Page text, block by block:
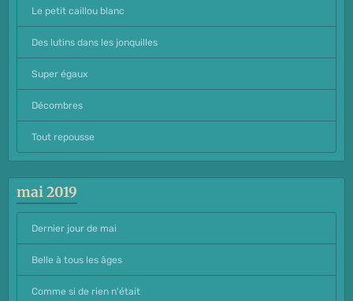
Le petit caillou blanc
Des lutins dans les jonquilles
Super égaux
Décombres
Tout repousse
mai 2019
Dernier jour de mai
Belle à tous les âges
Comme si de rien n'était